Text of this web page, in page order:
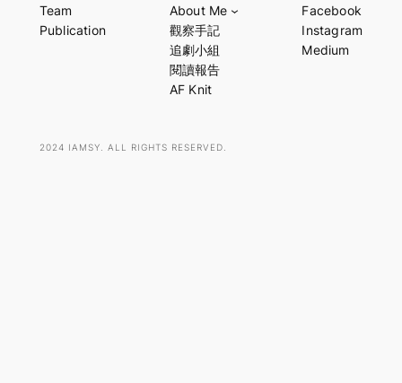
r
Team
Publication
About Me
觀察手記
追劇小組
閱讀報告
AF Knit
Facebook
Instagram
Medium
2024 IAMSY. ALL RIGHTS RESERVED.